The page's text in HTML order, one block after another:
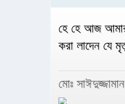
হে হে আজ
করা লাদেন যে
মোঃ